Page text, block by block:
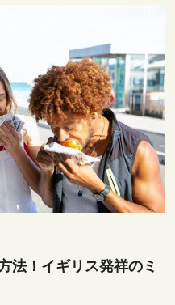
法！イギリス発祥のミ